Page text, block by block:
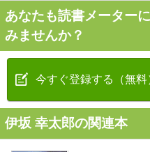
あなたも読書メーター
みませんか？
今すぐ登録する（無料
伊坂 幸太郎の関連本